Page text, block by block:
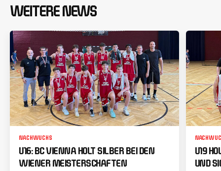
WEITERE NEWS
NACHWUCHS
U16: BC VIENNA HOLT SILBER BEI DEN
WIENER MEISTERSCHAFTEN
U19
UND